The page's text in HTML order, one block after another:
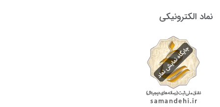
نماد الکترونیکی